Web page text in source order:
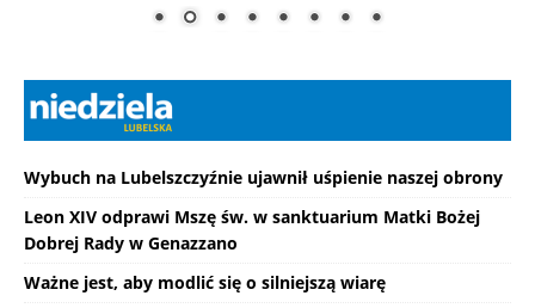
Wybuch na Lubelszczyźnie ujawnił uśpienie naszej obrony
Leon XIV odprawi Mszę św. w sanktuarium Matki Bożej
Dobrej Rady w Genazzano
Ważne jest, aby modlić się o silniejszą wiarę